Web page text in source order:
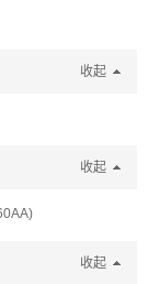
收起
收起
收起